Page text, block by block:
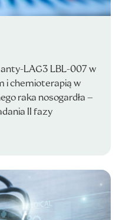
LAG3 LBL-007 w
i chemioterapią w
raka nosogardła –
II fazy